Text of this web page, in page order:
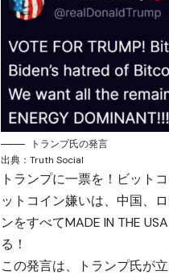
トランプ氏の発言
出典：Truth Social
トランプに一票を！ビット
ットコイン嫌いは、中国、
ンをすべてMADE IN THE
る！
この発言は、トランプ氏が